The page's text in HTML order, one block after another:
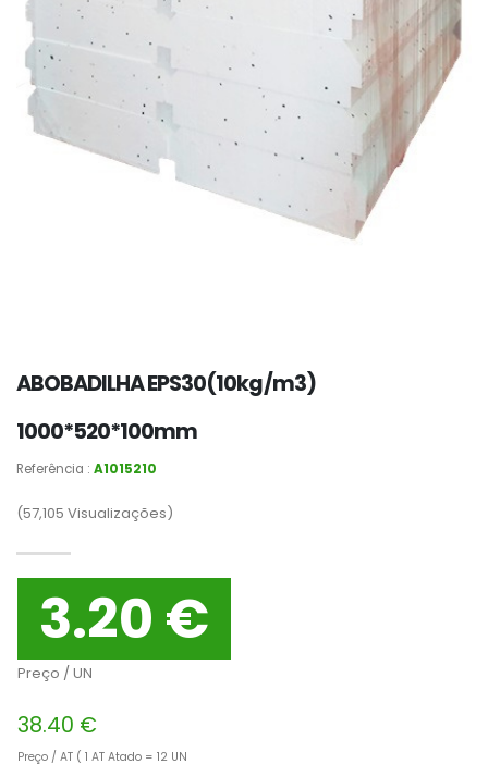
ABOBADILHA EPS30(10kg/m3)
1000*520*100mm
Referência : A1015210
(57,105 Visualizações)
3.20 €
Preço / UN
38.40 €
Preço / AT ( 1 AT Atado = 12 UN